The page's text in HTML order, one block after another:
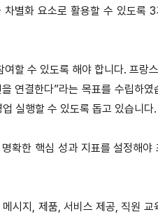
별화 요소로 활용할 수 있도록
할 수 있도록 해야 합니다. 프랑
연결한다”라는 목표를 수립하였
실행할 수 있도록 돕고 있습니다.
확한 핵심 성과 지표를 설정해야
시지, 제품, 서비스 제공, 직원 교